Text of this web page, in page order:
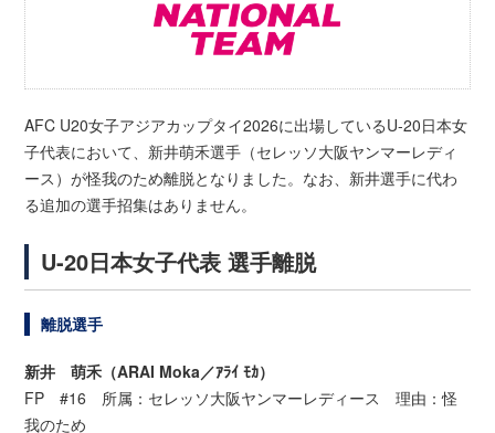
AFC U20女子アジアカップタイ2026に出場しているU-20日本女
子代表において、新井萌禾選手（セレッソ大阪ヤンマーレディ
ース）が怪我のため離脱となりました。なお、新井選手に代わ
る追加の選手招集はありません。
U-20日本女子代表 選手離脱
離脱選手
新井 萌禾（ARAI Moka／ｱﾗｲ ﾓｶ）
FP #16 所属：セレッソ大阪ヤンマーレディース 理由：怪
我のため